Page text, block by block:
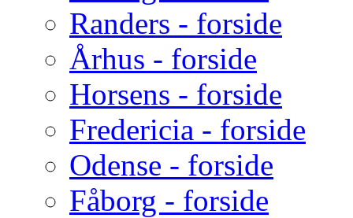
Randers - forside
Århus - forside
Horsens - forside
Fredericia - forside
Odense - forside
Fåborg - forside